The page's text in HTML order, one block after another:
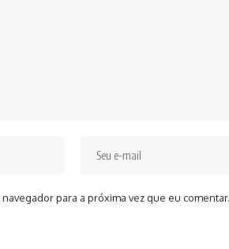
para a próxima vez que eu comentar.